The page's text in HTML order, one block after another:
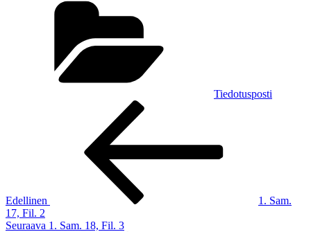
Tiedotusposti
Edellinen
1. Sam.
17, Fil. 2
Seuraava
Seuraava 1. Sam. 18, Fil. 3